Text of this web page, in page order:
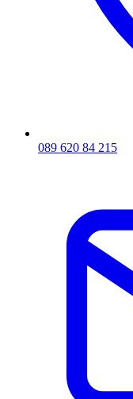
089 620 84 215